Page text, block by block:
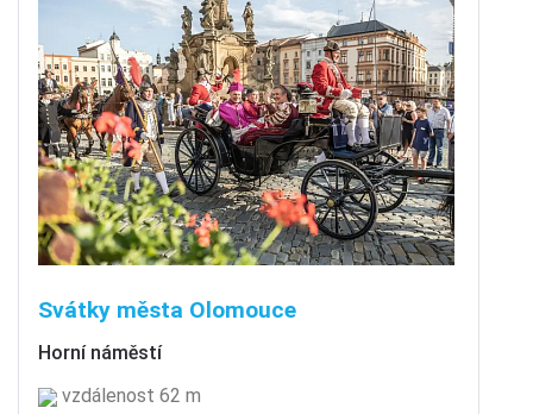
Svátky města Olomouce
Horní náměstí
vzdálenost 62 m